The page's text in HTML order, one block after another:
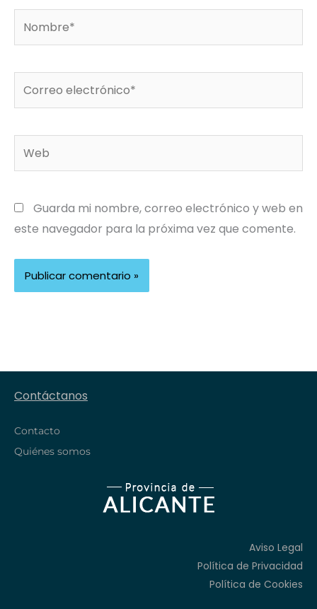
Guarda mi nombre, correo electrónico y web en
este navegador para la próxima vez que comente.
Contáctanos
Contacto
Quiénes somos
Aviso Legal
Política de Privacidad
Política de Cookies